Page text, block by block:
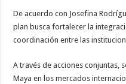
De acuerdo con Josefina
plan busca fortalecer la
coordinación entre las
A través de acciones conjuntas,
Maya en los mercados